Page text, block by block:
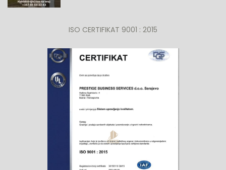
ISO CERTIFIKAT 9001 : 2015